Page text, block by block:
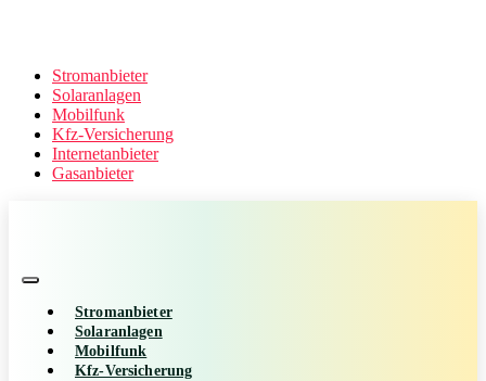
Stromanbieter
Solaranlagen
Mobilfunk
Kfz-Versicherung
Internetanbieter
Gasanbieter
Stromanbieter
Solaranlagen
Mobilfunk
Kfz-Versicherung